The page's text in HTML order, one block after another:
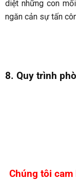
diệt những con
ngăn cản sự tấn
8. Quy trình
Chúng tôi cam